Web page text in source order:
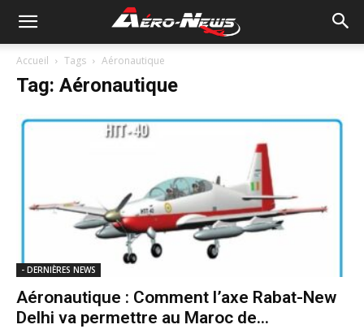
Accueil Tags Aéronautique
Tag: Aéronautique
- DERNIÈRES NEWS
Aéronautique : Comment l’axe Rabat-New
Delhi va permettre au Maroc de...